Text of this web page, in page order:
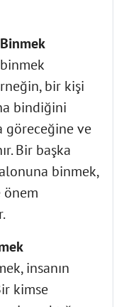
bir kişi
bindiğini
göreceğine ve
Bir başka
binmek,
önem
insanın
kimse